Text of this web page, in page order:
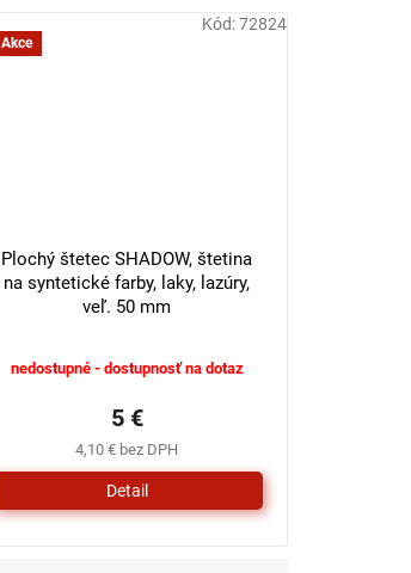
Akce
Plochý štetec SHADOW, štetina
na syntetické farby, laky, lazúry,
veľ. 50 mm
nedostupné - dostupnosť na dotaz
4,10 € bez DPH
5 €
Detail
Kód:72824